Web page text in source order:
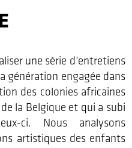
une série d’entretiens
génération engagée dans
des colonies africaines
la Belgique et qui a subi
ci. Nous analysons
artistiques des enfants